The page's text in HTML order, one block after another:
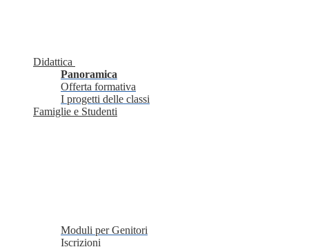
Didattica
Panoramica
Offerta formativa
I progetti delle classi
Famiglie e Studenti
Moduli per Genitori
Iscrizioni